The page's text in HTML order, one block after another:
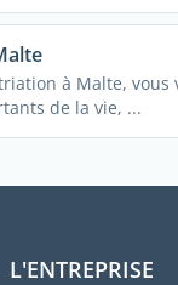
à Malte, vous
de la vie, ...
L'ENTREPRISE